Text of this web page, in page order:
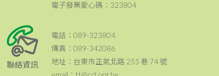
電子發票愛心碼：323804
聯絡資訊
電話：089-323804
傳真：089-342086
地址：台東市正氣北路 255 巷 74 號